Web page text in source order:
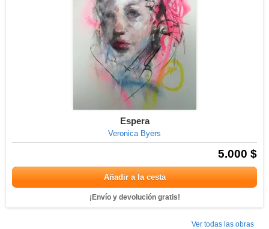
Espera
Veronica Byers
5.000 $
Añadir a la cesta
¡Envío y devolución gratis!
Ver todas las obras